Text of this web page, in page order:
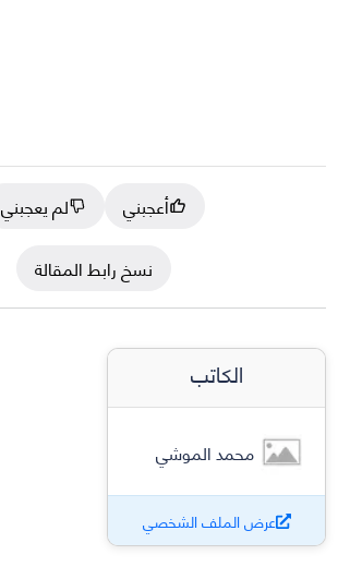
أعجبني
لم يعجبني
نسخ رابط المقالة
الكاتب
محمد الموشي
عرض الملف الشخصي